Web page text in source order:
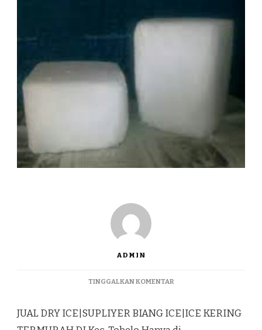
ADMIN
TINGGALKAN KOMENTARPADA
ICE|SUPLIYER
BIANG
JUAL DRY ICE|SUPLIYER BIANG ICE|ICE KERING